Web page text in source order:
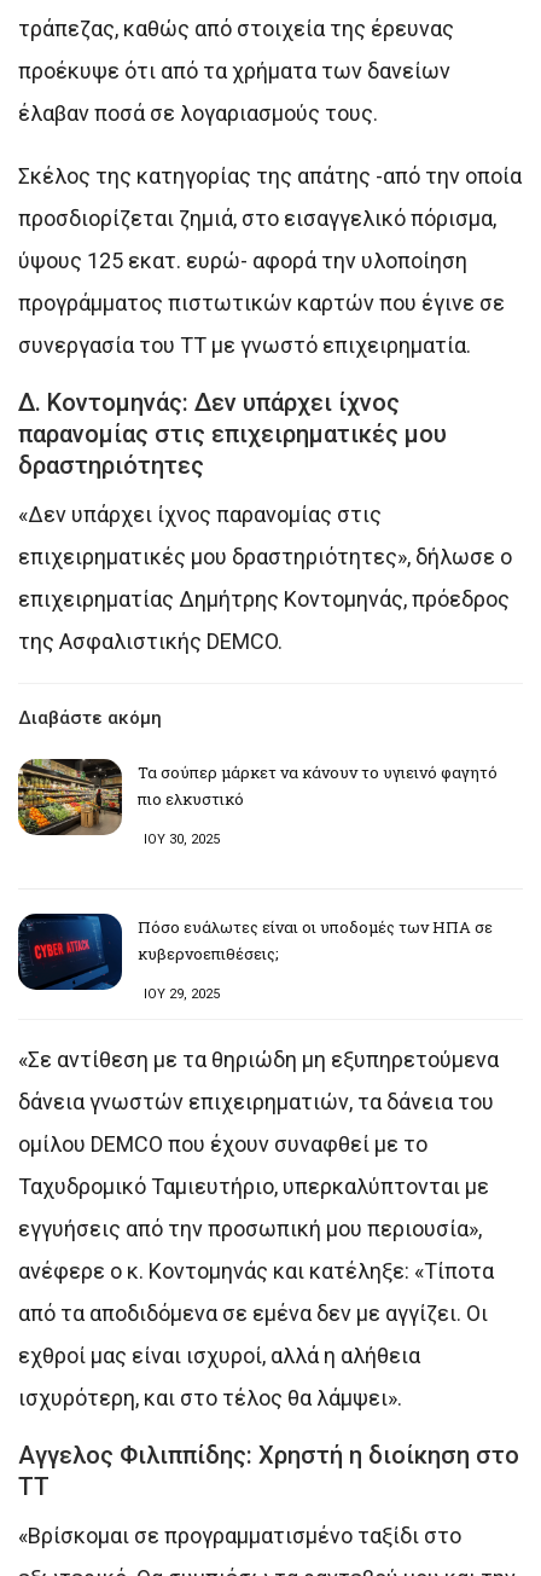
τράπεζας, καθώς από στοιχεία της έρευνας
προέκυψε ότι από τα χρήματα των δανείων
έλαβαν ποσά σε λογαριασμούς τους.
Σκέλος της κατηγορίας της απάτης -από την οποία
προσδιορίζεται ζημιά, στο εισαγγελικό πόρισμα,
ύψους 125 εκατ. ευρώ- αφορά την υλοποίηση
προγράμματος πιστωτικών καρτών που έγινε σε
συνεργασία του ΤΤ με γνωστό επιχειρηματία.
Δ. Κοντομηνάς: Δεν υπάρχει ίχνος
παρανομίας στις επιχειρηματικές μου
δραστηριότητες
«Δεν υπάρχει ίχνος παρανομίας στις
επιχειρηματικές μου δραστηριότητες», δήλωσε ο
επιχειρηματίας Δημήτρης Κοντομηνάς, πρόεδρος
της Ασφαλιστικής DEMCO.
Διαβάστε ακόμη
Τα σούπερ μάρκετ να κάνουν το υγιεινό φαγητό
πιο ελκυστικό
ΙΟΥ 30, 2025
Πόσο ευάλωτες είναι οι υποδομές των ΗΠΑ σε
κυβερνοεπιθέσεις;
ΙΟΥ 29, 2025
«Σε αντίθεση με τα θηριώδη μη εξυπηρετούμενα
δάνεια γνωστών επιχειρηματιών, τα δάνεια του
ομίλου DEMCO που έχουν συναφθεί με το
Ταχυδρομικό Ταμιευτήριο, υπερκαλύπτονται με
εγγυήσεις από την προσωπική μου περιουσία»,
ανέφερε ο κ. Κοντομηνάς και κατέληξε: «Τίποτα
από τα αποδιδόμενα σε εμένα δεν με αγγίζει. Οι
εχθροί μας είναι ισχυροί, αλλά η αλήθεια
ισχυρότερη, και στο τέλος θα λάμψει».
Αγγελος Φιλιππίδης: Χρηστή η διοίκηση στο
ΤΤ
«Βρίσκομαι σε προγραμματισμένο ταξίδι στο